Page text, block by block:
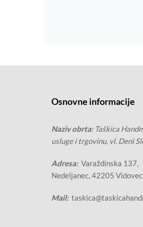
Osnovne informacije
Naziv obrta: Taškica
usluge i trgovinu, vl. Deni
Adresa:Varaždinska 137,
Nedeljanec, 42205 Vidovec
Mail: